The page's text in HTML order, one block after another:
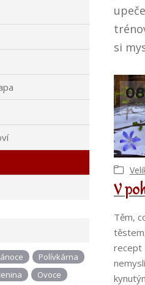
Polívkárna
Ovoce
si
V
08
Těm,
recept